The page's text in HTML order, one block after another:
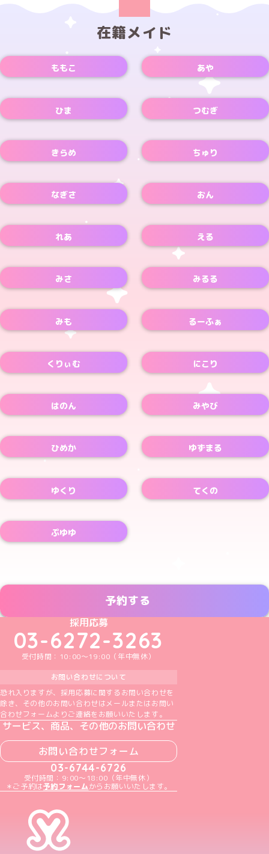
在籍メイド
ももこ
あや
ひま
つむぎ
きらめ
ちゅり
なぎさ おん
れあ える
みさ みるる
みも るーふぁ
くりぃむ にこり
はのん みやび
ひめか ゆずまる
ゆくり てくの
ぷゆゆ
予約する
めいどりーみんTikTok公式アカウント
めいどりーみんX公式アカウント
採用応募
03-6272-3263
受付時間：10:00～19:00（年中無休）
お問い合わせについて
恐れ入りますが、採用応募に関するお問い合わせを
除き、その他のお問い合わせはメールまたはお問い
合わせフォームよりご連絡をお願いいたします。
サービス、商品、その他のお問い合わせ
お問い合わせフォーム
03-6744-6726
受付時間：9:00～18:00（年中無休）
＊ご予約は予約フォームからお願いいたします。